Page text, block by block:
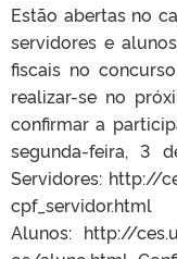
Estão abertas no
servidores e
fiscais no
realizar-se no
confirmar a
segunda-feira, 3
Servidores: http://
cpf_servidor.html
Alunos: http://